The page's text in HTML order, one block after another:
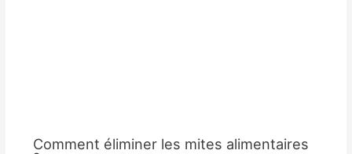
Comment éliminer les mites alimentaires